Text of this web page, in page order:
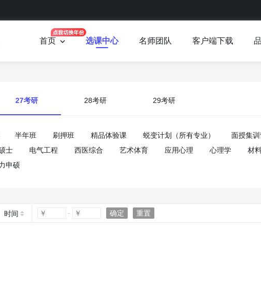
首页 选课中心 名师团队 客户端下载
27考研 28考研 29考研
半年班 刷押班 精品体验课 蜕变计划（所有专业） 面授集
士 电气工程 西医综合 艺术体育 应用心理 心理学 材
申硕
时间 确定 重置